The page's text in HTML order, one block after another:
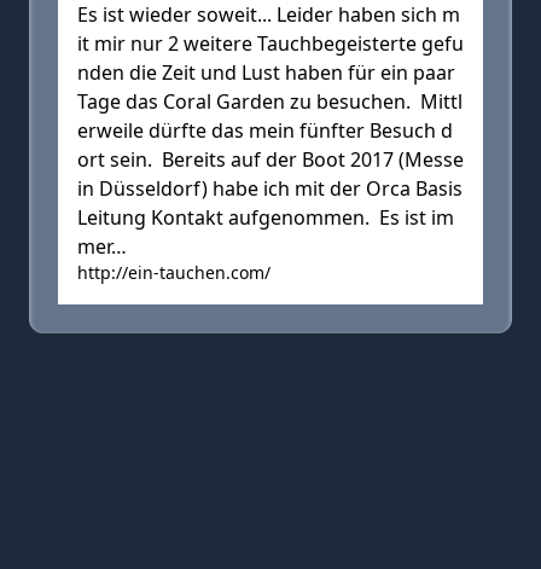
Es ist wieder soweit... Leider haben sich m
it mir nur 2 weitere Tauchbegeisterte gefu
nden die Zeit und Lust haben für ein paar
Tage das Coral Garden zu besuchen. Mittl
erweile dürfte das mein fünfter Besuch d
ort sein. Bereits auf der Boot 2017 (Messe
in Düsseldorf) habe ich mit der Orca Basis
Leitung Kontakt aufgenommen. Es ist im
mer…
http://ein-tauchen.com/